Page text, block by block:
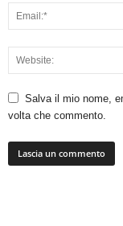
Salva il mio nome,
volta che commento.